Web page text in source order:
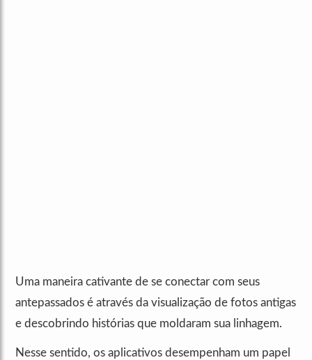
Uma maneira cativante de se conectar com seus
antepassados é através da visualização de fotos antigas
e descobrindo histórias que moldaram sua linhagem.
Nesse sentido, os aplicativos desempenham um papel